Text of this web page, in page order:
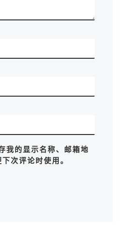
我的显示名称、邮箱地
次评论时使用。